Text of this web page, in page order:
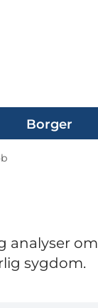
Borger
analyser om
sygdom.